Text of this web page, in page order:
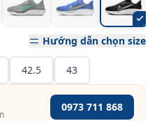
Hướng dẫn chọn size
42.5 43
0973 711 868